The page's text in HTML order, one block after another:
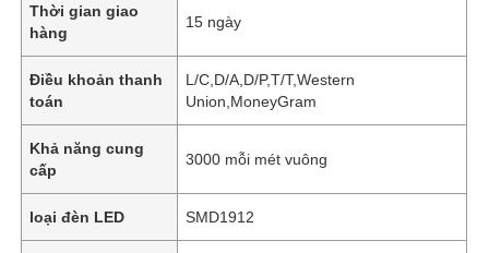
Thời gian giao
hàng
15 ngày
Điều khoản thanh
toán
L/C,D/A,D/P,T/T,Western
Union,MoneyGram
Khả năng cung
cấp
3000 mỗi mét vuông
loại đèn LED SMD1912